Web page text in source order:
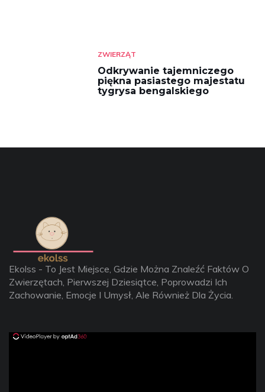
ZWIERZĄT
Odkrywanie tajemniczego
piękna pasiastego majestatu
tygrysa bengalskiego
Ekolss - To Jest Miejsce, Gdzie Można Znaleźć Faktów O
Zwierzętach, Pierwszej Dziesiątce, Poprowadzi Ich
Zachowanie, Emocje I Umysł, Ale Również Dla Życia.